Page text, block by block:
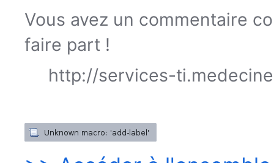
Vous avez un commentaire
faire part !
http://services-